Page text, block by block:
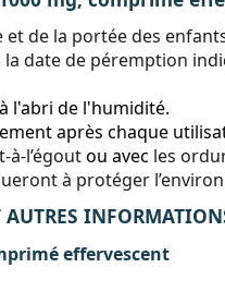
et de la portée des
la date de péremption
l'abri de l'humidité.
après chaque
à-l’égoutou avec les
à protéger
AUTRES
effervescent